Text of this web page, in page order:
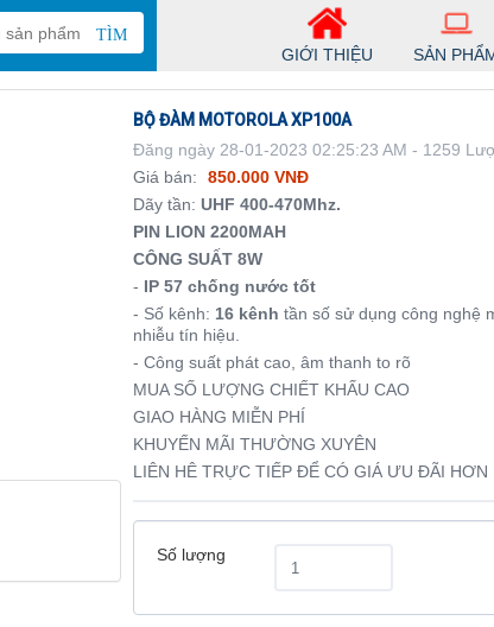
GIỚI THIỆU SẢN
BỘ ĐÀM MOTOROLA XP100A
Đăng ngày 28-01-2023 02:25:23 AM - 1259
Giá bán:
850.000 VNĐ
Dãy tần: UHF 400-470Mhz.
PIN LION 2200MAH
CÔNG SUẤT 8W
- IP 57 chống nước tốt
- Số kênh: 16 kênh tần số sử dụng công nghệ
nhiễu tín hiệu.
- Công suất phát cao, âm thanh to rõ
MUA SỐ LƯỢNG CHIẾT KHẤU CAO
GIAO HÀNG MIỄN PHÍ
KHUYẾN MÃI THƯỜNG XUYÊN
LIÊN HÊ TRỰC TIẾP ĐỂ CÓ GIÁ ƯU ĐÃI HƠN
Số lượng